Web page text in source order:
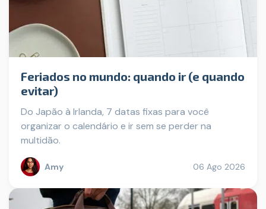
Feriados no mundo: quando ir (e quando
evitar)
Do Japão à Irlanda, 7 datas fixas para você
organizar o calendário e ir sem se perder na
multidão.
Amy 06 Ago 2026